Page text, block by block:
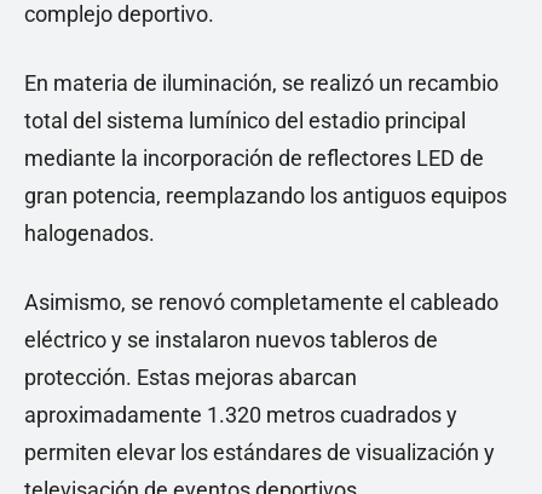
complejo deportivo.
En materia de iluminación, se realizó un recambio
total del sistema lumínico del estadio principal
mediante la incorporación de reflectores LED de
gran potencia, reemplazando los antiguos equipos
halogenados.
Asimismo, se renovó completamente el cableado
eléctrico y se instalaron nuevos tableros de
protección. Estas mejoras abarcan
aproximadamente 1.320 metros cuadrados y
permiten elevar los estándares de visualización y